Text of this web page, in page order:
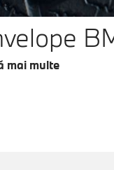
mai multe